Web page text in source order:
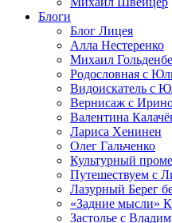
Блоги
Блог Лицея
Алла Нестеренко
Михаил
Родословная с
Видоискатель с
Вернисаж с
Валентина
Лариса Хенинен
Олег Гальченко
Культурный
Путешествуем с
Лазурный Берег
«Задние мысли»
Застолье с